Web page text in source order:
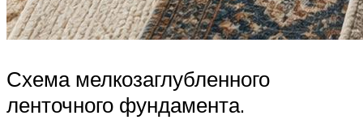
Схема мелкозаглубленного
ленточного фундамента.